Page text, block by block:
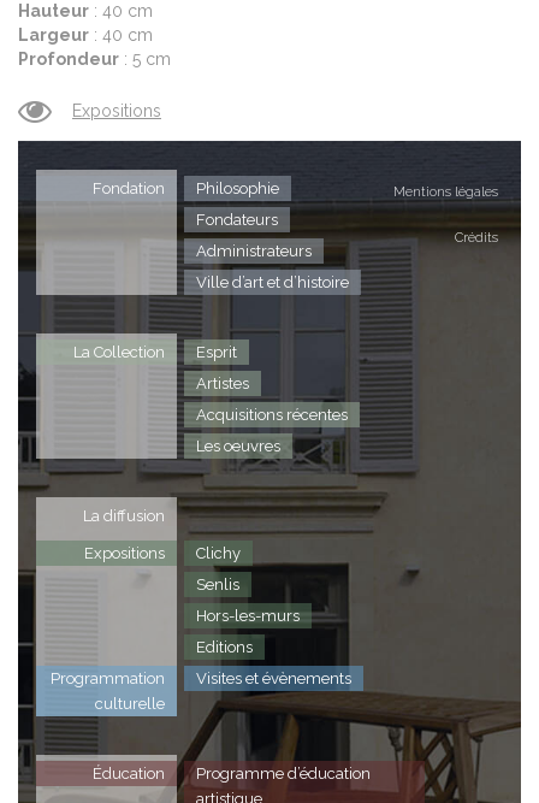
Hauteur : 40 cm
Largeur : 40 cm
Profondeur : 5 cm
Expositions
Mentions légales
Crédits
Fondation
Philosophie
Fondateurs
Administrateurs
Ville d’art et d’histoire
La Collection
Esprit
Artistes
Acquisitions récentes
Les oeuvres
La diffusion
Expositions
Clichy
Senlis
Hors-les-murs
Editions
Programmation
culturelle
Visites et évènements
Éducation
Programme d’éducation
artistique